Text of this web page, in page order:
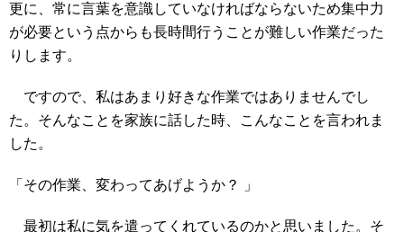
更に、常に言葉を意識していなければならないため集中力
が必要という点からも長時間行うことが難しい作業だった
りします。
ですので、私はあまり好きな作業ではありませんでし
た。そんなことを家族に話した時、こんなことを言われま
した。
「その作業、変わってあげようか？ 」
最初は私に気を遣ってくれているのかと思いました。そ